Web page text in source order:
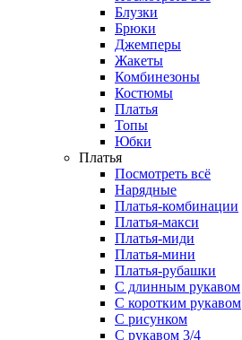
Блузки
Брюки
Джемперы
Жакеты
Комбинезоны
Костюмы
Платья
Топы
Юбки
Платья
Посмотреть всё
Нарядные
Платья-комбинации
Платья-макси
Платья-миди
Платья-мини
Платья-рубашки
С длинным рукавом
С коротким рукавом
С рисунком
С рукавом 3/4